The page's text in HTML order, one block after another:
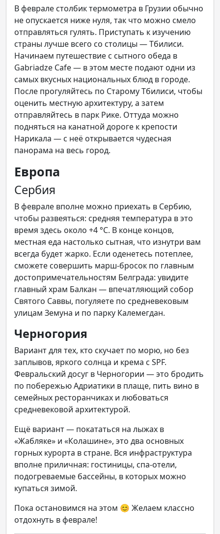
В феврале столбик термометра в Грузии обычно
не опускается ниже нуля, так что можно смело
отправляться гулять. Приступать к изучению
страны лучше всего со столицы — Тбилиси.
Начинаем путешествие с сытного обеда в
Gabriadze Cafe — в этом месте подают одни из
самых вкусных национальных блюд в городе.
После прогуляйтесь по Старому Тбилиси, чтобы
оценить местную архитектуру, а затем
отправляйтесь в парк Рике. Оттуда можно
подняться на канатной дороге к крепости
Нарикала — с неё открывается чудесная
панорама на весь город.
Европа
Сербия
В феврале вполне можно приехать в Сербию,
чтобы развеяться: средняя температура в это
время здесь около +4 °C. В конце концов,
местная еда настолько сытная, что изнутри вам
всегда будет жарко. Если оденетесь потеплее,
сможете совершить марш-бросок по главным
достопримечательностям Белграда: увидите
главный храм Балкан — впечатляющий собор
Святого Саввы, погуляете по средневековым
улицам Земуна и по парку Калемегдан.
Черногория
Вариант для тех, кто скучает по морю, но без
заплывов, яркого солнца и крема с SPF.
Февральский досуг в Черногории — это бродить
по побережью Адриатики в плаще, пить вино в
семейных ресторанчиках и любоваться
средневековой архитектурой.
Ещё вариант — покататься на лыжах в
«Жабляке» и «Колашине», это два основных
горных курорта в стране. Вся инфраструктура
вполне приличная: гостиницы, спа-отели,
подогреваемые бассейны, в которых можно
купаться зимой.
Пока остановимся на этом 😊 Желаем классно
отдохнуть в феврале!